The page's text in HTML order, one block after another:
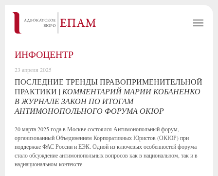
ИНФОЦЕНТР
23 апреля 2025
ПОСЛЕДНИЕ ТРЕНДЫ ПРАВОПРИМЕНИТЕЛЬНОЙ
ПРАКТИКИ | КОММЕНТАРИЙ МАРИИ КОБАНЕНКО
В ЖУРНАЛЕ ЗАКОН ПО ИТОГАМ
АНТИМОНОПОЛЬНОГО ФОРУМА ОКЮР
20 марта 2025 года в Москве состоялся Антимонопольный форум,
организованный Объединением Корпоративных Юристов (ОКЮР) при
поддержке ФАС России и ЕЭК. Одной из ключевых особенностей форума
стало обсуждение антимонопольных вопросов как в национальном, так и в
наднациональном контексте.